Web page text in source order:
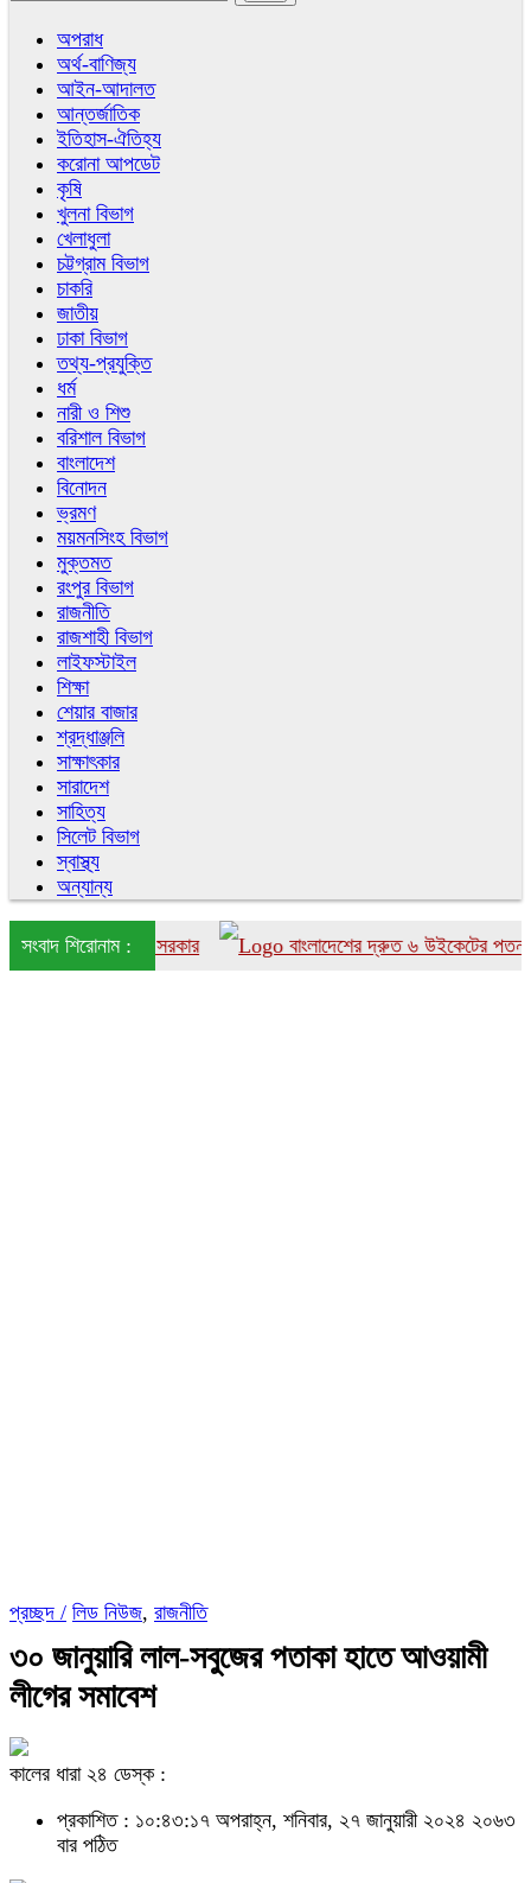
অপরাধ
অর্থ-বাণিজ্য
আইন-আদালত
আন্তর্জাতিক
ইতিহাস-ঐতিহ্য
করোনা আপডেট
কৃষি
খুলনা বিভাগ
খেলাধুলা
চট্টগ্রাম বিভাগ
চাকরি
জাতীয়
ঢাকা বিভাগ
তথ্য-প্রযুক্তি
ধর্ম
নারী ও শিশু
বরিশাল বিভাগ
বাংলাদেশ
বিনোদন
ভ্রমণ
ময়মনসিংহ বিভাগ
মুক্তমত
রংপুর বিভাগ
রাজনীতি
রাজশাহী বিভাগ
লাইফস্টাইল
শিক্ষা
শেয়ার বাজার
শ্রদ্ধাঞ্জলি
সাক্ষাৎকার
সারাদেশ
সাহিত্য
সিলেট বিভাগ
স্বাস্থ্য
অন্যান্য
সংবাদ শিরোনাম :
আনতে চায় সরকার বাংলাদেশের দ্রুত ৬ উইকেটের পতন
প্রচ্ছদ / লিড নিউজ, রাজনীতি
৩০ জানুয়ারি লাল-সবুজের পতাকা হাতে আওয়ামী
লীগের সমাবেশ
কালের ধারা ২৪ ডেস্ক :
প্রকাশিত : ১০:৪৩:১৭ অপরাহ্ন, শনিবার, ২৭ জানুয়ারী ২০২৪ ২০৬৩
বার পঠিত